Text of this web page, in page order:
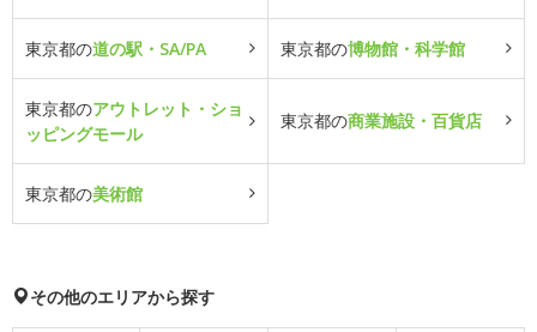
東京都の道の駅・SA/PA 東京都の博物館・科学館
東京都のアウトレット・ショ
ッピングモール
東京都の商業施設・百貨店
東京都の美術館
その他のエリアから探す